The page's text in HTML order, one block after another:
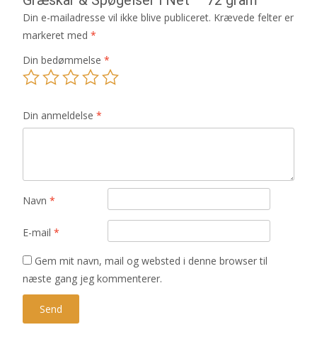
Din e-mailadresse vil ikke blive publiceret. Krævede felter er
markeret med *
Din bedømmelse *
Din anmeldelse *
Navn *
E-mail *
Gem mit navn, mail og websted i denne browser til
næste gang jeg kommenterer.